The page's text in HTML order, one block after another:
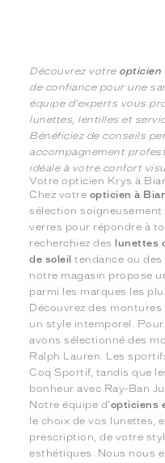
Découvrez votre opticien
de confiance pour une
équipe d'experts vous
lunettes, lentilles et
Bénéficiez de conseils
accompagnement
idéale à votre confort
Votre opticien Krys à
Chez votre opticien à
sélection
verres pour répondre à
recherchiez des
lunettes
de soleil tendance ou des
notre magasin propose
parmi les marques les
Découvrez des
un style intemporel.
avons sélectionné des
Ralph Lauren. Les
Coq Sportif, tandis que
bonheur avec Ray-Ban
Notre équipe d'opticiens
le choix de vos lunettes,
prescription, de votre
esthétiques. Nous nous